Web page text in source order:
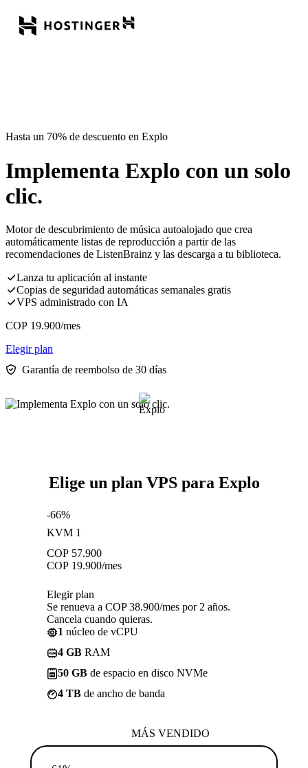
Hasta un 70% de descuento en Explo
Implementa Explo con un solo
clic.
Motor de descubrimiento de música autoalojado que crea
automáticamente listas de reproducción a partir de las
recomendaciones de ListenBrainz y las descarga a tu biblioteca.
Lanza tu aplicación al instante
Copias de seguridad automáticas semanales gratis
VPS administrado con IA
COP 19.900/mes
Elegir plan
Garantía de reembolso de 30 días
Elige un plan VPS para Explo
-66%
KVM 1
COP 57.900
COP 19.900/mes
Elegir plan
Se renueva a COP 38.900/mes por 2 años.
Cancela cuando quieras.
1 núcleo de vCPU
4 GB RAM
50 GB de espacio en disco NVMe
4 TB de ancho de banda
MÁS VENDIDO